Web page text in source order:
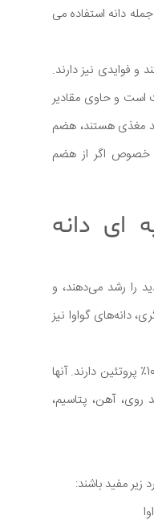
جمله دانه استفاده می
و فوایدی نیز دارند.
است و حاوی مقادیر
مغذی هستند، هضم
خصوص اگر از هضم
ای دانه
را رشد می‌دهند، و
دانه‌های گواوا نیز
آنها تقریباً 67٪ فیبر، 16٪ چربی و 10٪ پروتئین دارند. آنها
آهن، پتاسیم،
زیر مفید باشند: